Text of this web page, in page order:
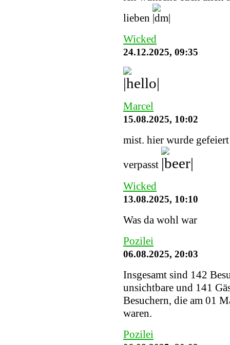
lieben
Wicked
24.12.2025, 09:35
Marcel
15.08.2025, 10:02
mist. hier wurde
verpasst
Wicked
13.08.2025, 10:10
Was da wohl war
Pozilei
06.08.2025, 20:03
Insgesamt sind 142
unsichtbare und 141
Besuchern, die am 01
waren.
Pozilei